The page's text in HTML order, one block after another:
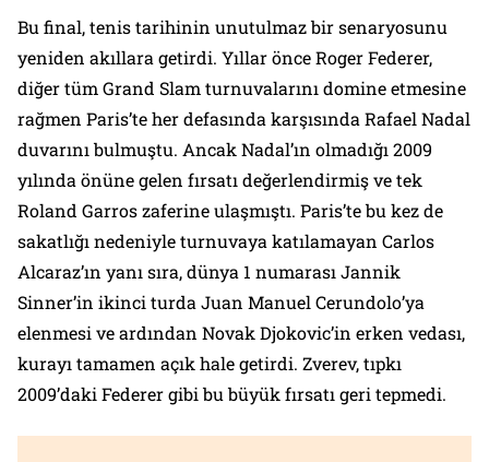
Bu final, tenis tarihinin unutulmaz bir senaryosunu
yeniden akıllara getirdi. Yıllar önce Roger Federer,
diğer tüm Grand Slam turnuvalarını domine etmesine
rağmen Paris’te her defasında karşısında Rafael Nadal
duvarını bulmuştu. Ancak Nadal’ın olmadığı 2009
yılında önüne gelen fırsatı değerlendirmiş ve tek
Roland Garros zaferine ulaşmıştı. Paris’te bu kez de
sakatlığı nedeniyle turnuvaya katılamayan Carlos
Alcaraz’ın yanı sıra, dünya 1 numarası Jannik
Sinner’in ikinci turda Juan Manuel Cerundolo’ya
elenmesi ve ardından Novak Djokovic’in erken vedası,
kurayı tamamen açık hale getirdi. Zverev, tıpkı
2009’daki Federer gibi bu büyük fırsatı geri tepmedi.